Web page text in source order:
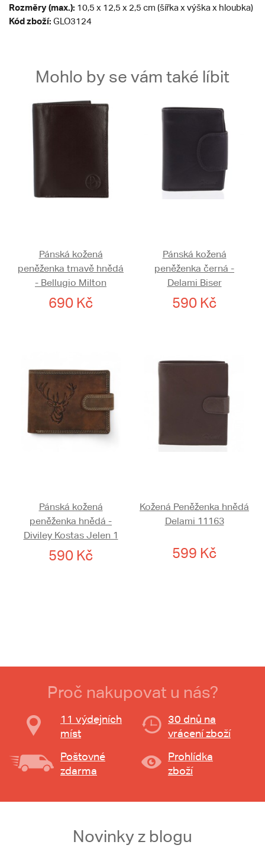
Rozměry (max.): 10,5 x 12,5 x 2,5 cm (šířka x výška x hloubka)
Kód zboží: GLO3124
Mohlo by se vám také líbit
Pánská kožená
peněženka tmavě hnědá
- Bellugio Milton
690 Kč
Pánská kožená
peněženka černá -
Delami Biser
590 Kč
Pánská kožená
peněženka hnědá -
Diviley Kostas Jelen 1
590 Kč
Kožená Peněženka hnědá
Delami 11163
599 Kč
Proč nakupovat u nás?
11 výdejních
míst
30 dnů na
vrácení zboží
Poštovné
zdarma
Prohlídka
zboží
Novinky z blogu